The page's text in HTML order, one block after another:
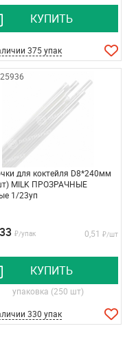
КУПИТЬ
375 упак
25936
для коктейля D8*240мм
MILK ПРОЗРАЧНЫЕ
1/23уп
₽/упак 0,51 ₽/шт
КУПИТЬ
упаковка (250 шт)
330 упак